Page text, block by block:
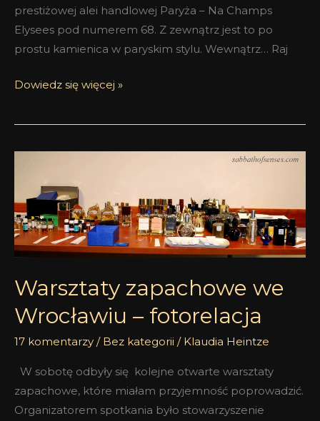
prestiżowej alei handlowej Paryża – Na Champs
Elysees pod numerem 68. Z zewnątrz jest to po
prostu kamienica w paryskim stylu. Wewnątrz… Raj
Dowiedz się więcej »
Warsztaty zapachowe we
Wrocławiu – fotorelacja
17 komentarzy / Bez kategorii / Klaudia Heintze
W sobotę odbyły się kolejne otwarte warsztaty
zapachowe, które miałam przyjemność poprowadzić.
Organizatorem spotkania było stowarzyszenie
we
Wrocławiu
–
fotorelacja